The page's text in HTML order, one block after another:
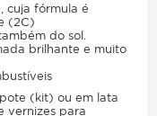
cuja fórmula é
(2C)
do sol.
brilhante e muito
(kit) ou em lata
vernizes para